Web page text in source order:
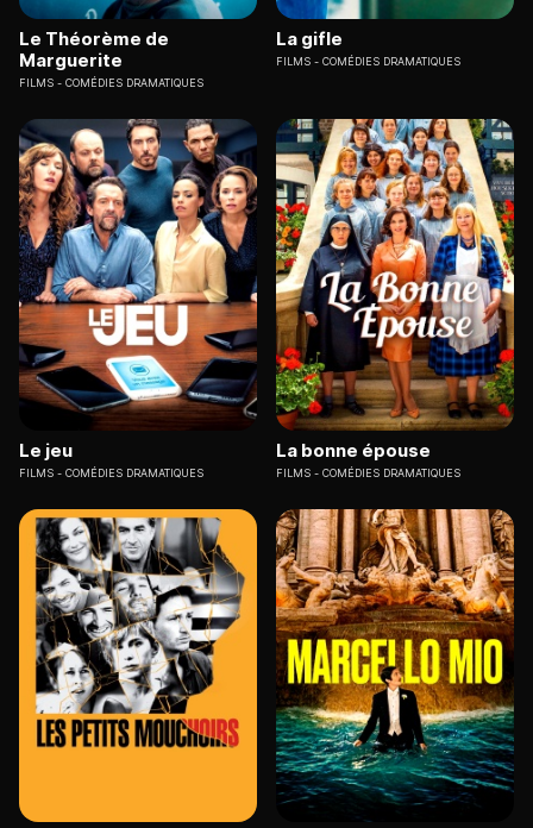
Le Théorème de
Marguerite
FILMS COMÉDIES DRAMATIQUES
La gifle
FILMS COMÉDIES DRAMATIQUES
Le jeu
FILMS COMÉDIES DRAMATIQUES
La bonne épouse
FILMS COMÉDIES DRAMATIQUES